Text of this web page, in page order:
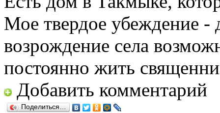
Мое твердое убеждение -
возрождение села
постоянно жить
Добавить комментарий
Поделиться…